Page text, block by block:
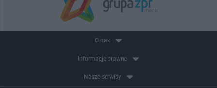
O nas
Informacje prawne
Nasze serwisy